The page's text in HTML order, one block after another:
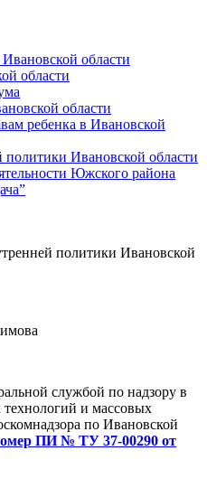
области
области
области
ребенка в Ивановской
политики Ивановской области
Южского района
политики Ивановской
службой по надзору в
и массовых
по Ивановской
ПИ № ТУ 37-00290 от